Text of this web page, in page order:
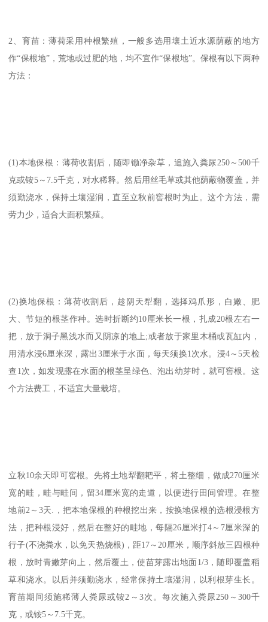
2、育苗：薄荷采用种根繁殖，一般多选用壤土近水源荫蔽的地方
作“保根地”，荒地或过肥的地，均不宜作“保根地”。保根有以下两种
方法：
(1)本地保根：薄荷收割后，随即锄净杂草，追施入粪尿250～500千
克或铵5～7.5千克，对水稀释。然后用丝毛草或其他荫蔽物覆盖，并
须勤浇水，保持土壤湿润，直至立秋前窖根时为止。这个方法，需
劳力少，适合大面积繁殖。
(2)换地保根：薄荷收割后，趁阴天犁翻，选择鸡爪形，白嫩、肥
大、节短的根茎作种。选时折断约10厘米长一根，扎成20根左右一
把，放于洞子黑浅水而又阴凉的地上;或者放于家里木桶或瓦缸内，
用清水浸6厘米深，露出3厘米于水面，每天须换1次水。浸4～5天检
查1次，如发现露在水面的根茎呈绿色、泡出幼芽时，就可窖根。这
个方法费工，不适宜大量栽培。
立秋10余天即可窖根。先将土地犁翻耙平，将土整细，做成270厘米
宽的畦，畦与畦间，留34厘米宽的走道，以便进行田间管理。在整
地前2～3天.，把本地保根的种根挖出来，按换地保根的选根浸根方
法，把种根浸好，然后在整好的畦地，每隔26厘米打4～7厘米深的
行子(不浇粪水，以免天热烧根)，距17～20厘米，顺序斜放三四根种
根，放时青嫩芽向上，然后覆土，使苗芽露出地面1/3，随即覆盖稻
草和浇水。以后并须勤浇水，经常保持土壤湿润，以利根芽生长。
育苗期间须施稀薄人粪尿或铵2～3次。每次施入粪尿250～300千
克，或铵5～7.5千克。